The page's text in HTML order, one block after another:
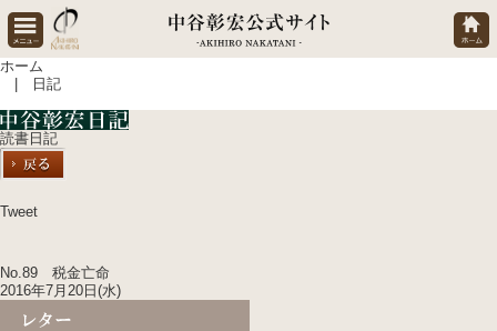
ホーム
| 日記
読書日記
Tweet
No.89 税金亡命
2016年7月20日(水)